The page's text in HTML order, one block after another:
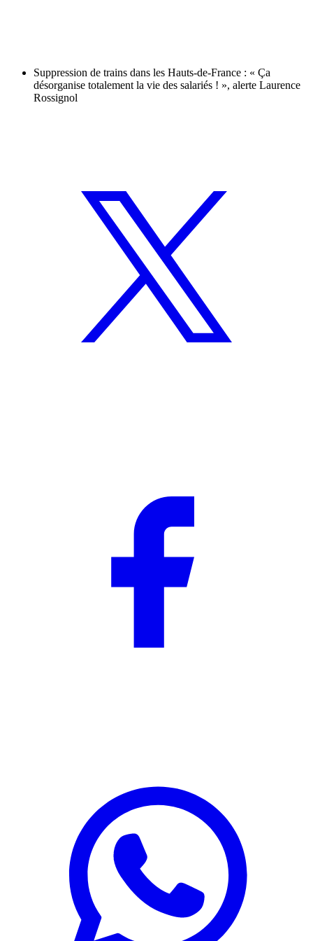
Suppression de trains dans les Hauts-de-France : « Ça
désorganise totalement la vie des salariés ! », alerte Laurence
Rossignol